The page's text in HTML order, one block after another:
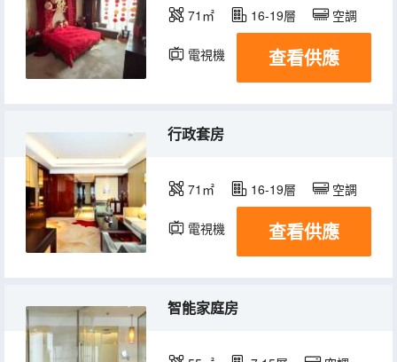
71㎡ 16-19層 空調
電視機 冰箱
查看供應
行政套房
71㎡ 16-19層 空調
電視機 冰箱
查看供應
智能家庭房